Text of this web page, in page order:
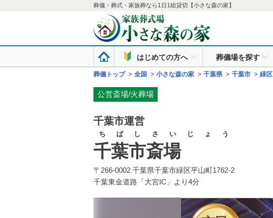
葬儀・葬式・家族葬なら1日1組貸切【小さな森の家】
はじめての方へ 葬儀場を探す
葬儀トップ > 全国 > 小さな森の家 > 千葉県 > 千葉市 > 緑区
公営斎場/火葬場
千葉市運営
ちばしさいじょう
千葉市斎場
〒266-0002 千葉県千葉市緑区平山町1762-2
千葉東金道路「大宮IC」より4分